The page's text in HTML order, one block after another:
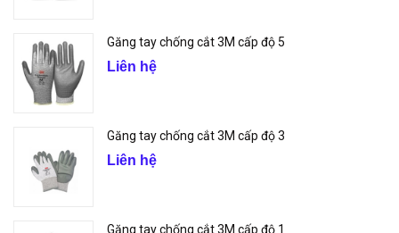
Găng tay chống cắt 3M cấp độ 5
Liên hệ
Găng tay chống cắt 3M cấp độ 3
Liên hệ
Găng tay chống cắt 3M cấp độ 1